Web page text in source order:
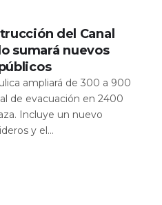
del Canal
sumará nuevos
ampliará de 300 a 900
de evacuación en 2400
Incluye un nuevo
y el...